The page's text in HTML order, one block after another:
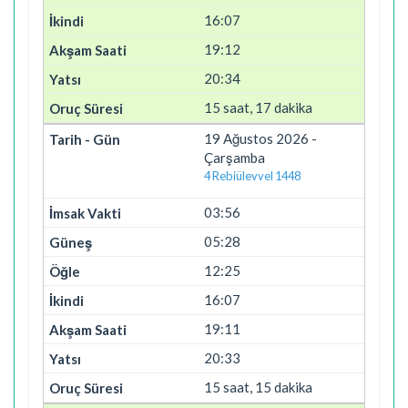
16:07
19:12
20:34
15 saat, 17 dakika
19 Ağustos 2026 -
Çarşamba
4 Rebiülevvel 1448
03:56
05:28
12:25
16:07
19:11
20:33
15 saat, 15 dakika